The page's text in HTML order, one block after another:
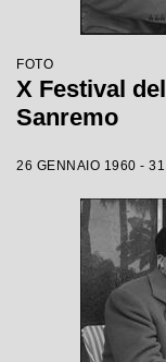
FOTO
X Festival
Sanremo
26 GENNAIO 1960 -